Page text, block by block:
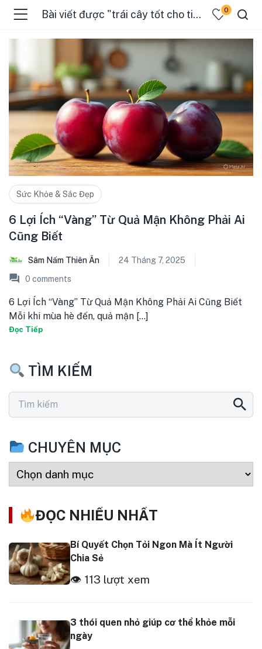
Bài viết được "trái cây tốt cho tiêu hóa" 0
Sức Khỏe & Sắc Đẹp
6 Lợi Ích “Vàng” Từ Quả Mận Không Phải Ai
Cũng Biết
Sâm Nấm Thiên Ân
24 Tháng 7, 2025
0 comments
6 Lợi Ích “Vàng” Từ Quả Mận Không Phải Ai Cũng Biết
Mỗi khi mùa hè đến, quả mận [...]
Đọc Tiếp
TÌM KIẾM
CHUYÊN MỤC
ĐỌC NHIỀU NHẤT
Bí Quyết Chọn Tỏi Ngon Mà Ít Người
Chia Sẻ
👁 113 lượt xem
3 thói quen nhỏ giúp cơ thể khỏe mỗi
ngày